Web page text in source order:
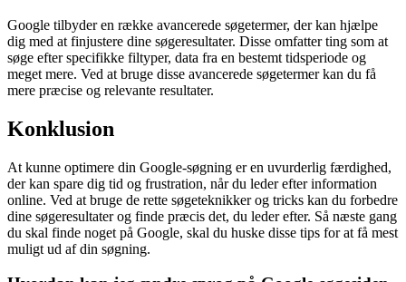
Google tilbyder en række avancerede søgetermer, der kan hjælpe
dig med at finjustere dine søgeresultater. Disse omfatter ting som at
søge efter specifikke filtyper, data fra en bestemt tidsperiode og
meget mere. Ved at bruge disse avancerede søgetermer kan du få
mere præcise og relevante resultater.
Konklusion
At kunne optimere din Google-søgning er en uvurderlig færdighed,
der kan spare dig tid og frustration, når du leder efter information
online. Ved at bruge de rette søgeteknikker og tricks kan du forbedre
dine søgeresultater og finde præcis det, du leder efter. Så næste gang
du skal finde noget på Google, skal du huske disse tips for at få mest
muligt ud af din søgning.